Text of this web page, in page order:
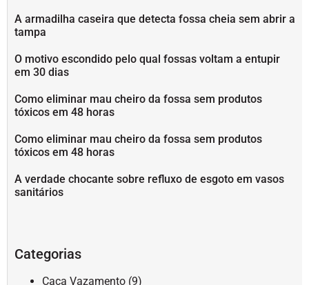
A armadilha caseira que detecta fossa cheia sem abrir a
tampa
O motivo escondido pelo qual fossas voltam a entupir
em 30 dias
Como eliminar mau cheiro da fossa sem produtos
tóxicos em 48 horas
Como eliminar mau cheiro da fossa sem produtos
tóxicos em 48 horas
A verdade chocante sobre refluxo de esgoto em vasos
sanitários
Categorias
Caça Vazamento (9)